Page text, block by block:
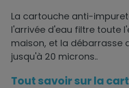
La cartouche anti-
l'arrivée d'eau filtre toute
maison, et la débarrasse
jusqu'à 20 microns..
Tout savoir sur la